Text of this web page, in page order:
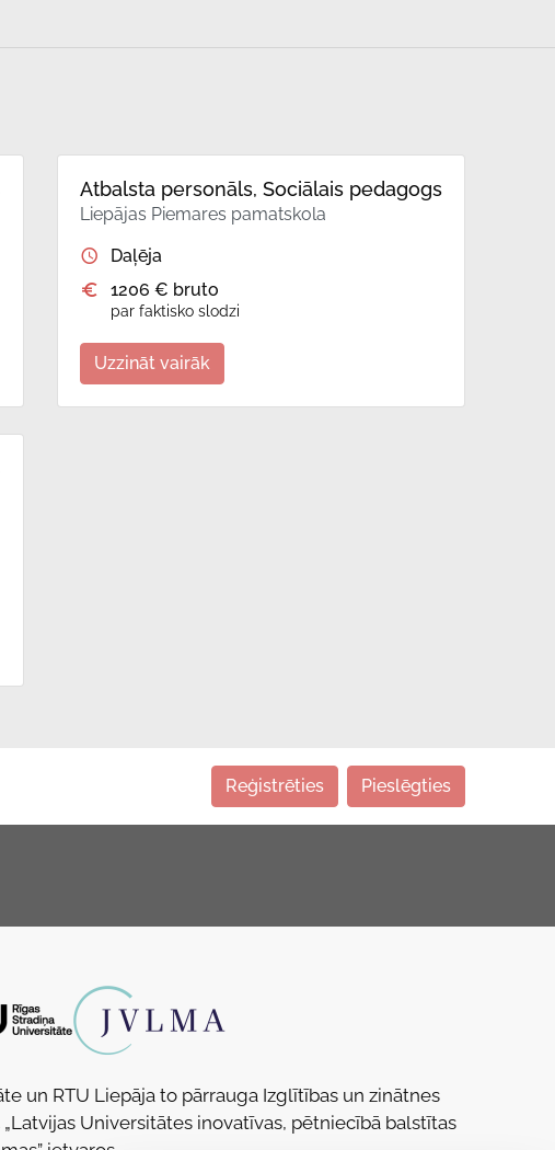
Atbalsta personāls, Sociālais pedagogs
Liepājas Piemares pamatskola
Daļēja
1206 € bruto
par faktisko slodzi
Uzzināt vairāk
Reģistrēties Pieslēgties
un RTU Liepāja to pārrauga Izglītības un zinātnes
Universitātes inovatīvas, pētniecībā balstītas